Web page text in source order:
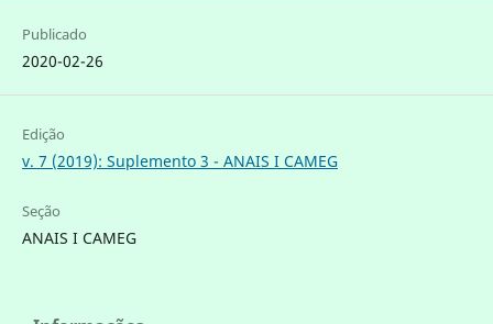
Publicado
2020-02-26
Edição
v. 7 (2019): Suplemento 3 - ANAIS I CAMEG
Seção
ANAIS I CAMEG